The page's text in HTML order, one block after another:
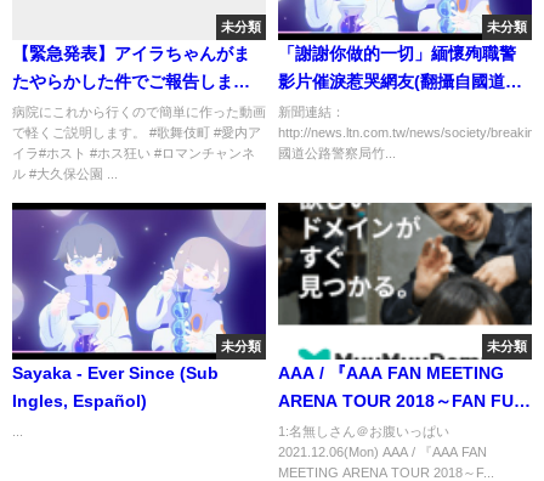
未分類
【緊急発表】アイラちゃんがま
たやらかした件でご報告しま
す！
病院にこれから行くので簡単に作った動画
で軽くご説明します。 #歌舞伎町 #愛内ア
イラ#ホスト #ホス狂い #ロマンチャンネ
ル #大久保公園 ...
未分類
「謝謝你做的一切」緬懷殉職警
影片催淚惹哭網友(翻攝自國道警
察局粉絲團)
新聞連結：
http://news.ltn.com.tw/news/society/
國道公路警察局竹...
未分類
Sayaka - Ever Since (Sub
Ingles, Español)
未分類
AAA / 『AAA FAN MEETING
ARENA TOUR 2018～FAN FUN
FAN～』Digest
1:名無しさん＠お腹いっぱい
2021.12.06(Mon) AAA / 『AAA FAN
MEETING ARENA TOUR 2018～F...